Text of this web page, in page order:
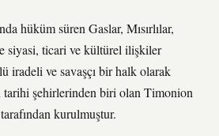
hüküm süren Gaslar, Mısırlılar,
siyasi, ticari ve kültürel ilişkiler
iradeli ve savaşçı bir halk olarak
tarihi şehirlerinden biri olan Timonion
kurulmuştur.